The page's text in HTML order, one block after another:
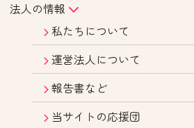
法人の情報
私たちについて
運営法人について
報告書など
当サイトの応援団